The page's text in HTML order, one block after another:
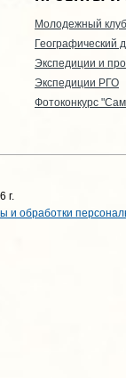
Молодежный клуб
Географический
Экспедиции и
Экспедиции РГО
Фотоконкурс
г.
и обработки